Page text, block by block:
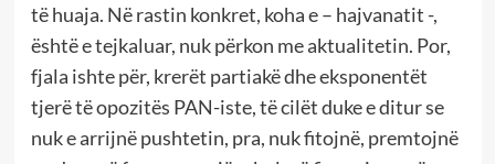
të huaja. Në rastin konkret, koha e – hajvanatit -,
është e tejkaluar, nuk përkon me aktualitetin. Por,
fjala ishte për, krerët partiakë dhe eksponentët
tjerë të opozitës PAN-iste, të cilët duke e ditur se
nuk e arrijnë pushtetin, pra, nuk fitojnë, premtojnë